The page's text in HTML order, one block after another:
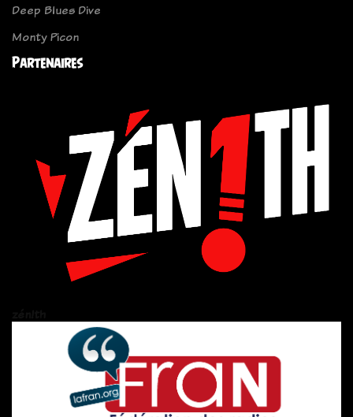
Deep Blues Dive
Monty Picon
Partenaires